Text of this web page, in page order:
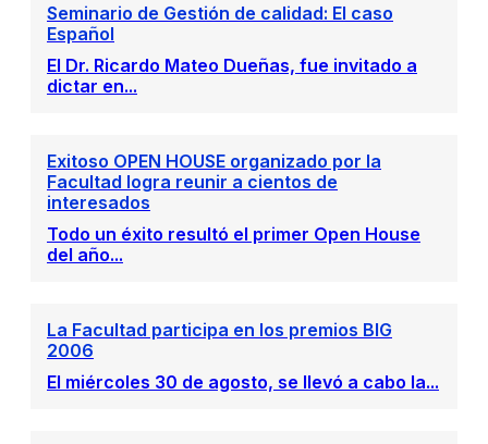
Seminario de Gestión de calidad: El caso
Español
El Dr. Ricardo Mateo Dueñas, fue invitado a
dictar en...
Exitoso OPEN HOUSE organizado por la
Facultad logra reunir a cientos de
interesados
Todo un éxito resultó el primer Open House
del año...
La Facultad participa en los premios BIG
2006
El miércoles 30 de agosto, se llevó a cabo la...